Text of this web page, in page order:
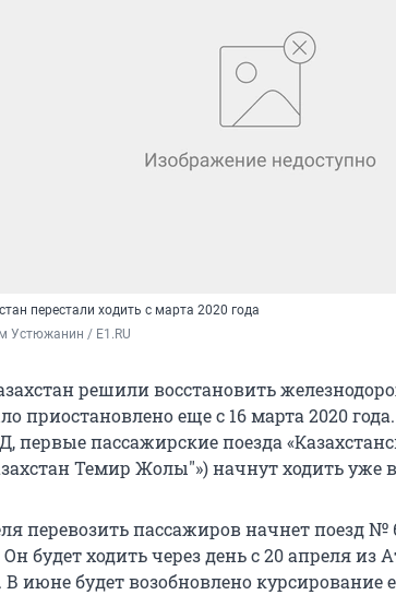
перестали ходить с марта 2020 года
Устюжанин / E1.RU
решили восстановить
приостановлено еще с 16 марта 2020
первые пассажирские поезда
Темир Жолы"») начнут ходить уже
перевозить пассажиров начнет поезд
будет ходить через день с 20 апреля из
В июне будет возобновлено курсирование